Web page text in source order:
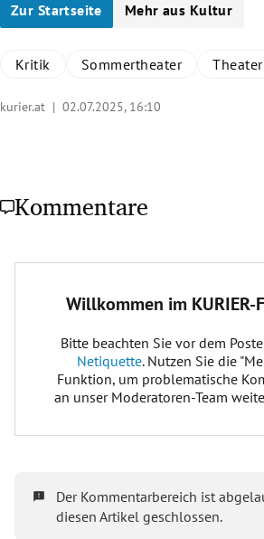
Zur Startseite Mehr aus Kultur
Kritik Sommertheater Theater
kurier.at | 02.07.2025, 16:10
Kommentare